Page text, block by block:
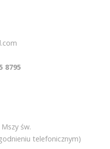
8795
św.
telefonicznym)